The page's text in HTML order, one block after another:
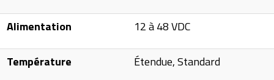
Alimentation 12 à 48 VDC
Température Étendue, Standard